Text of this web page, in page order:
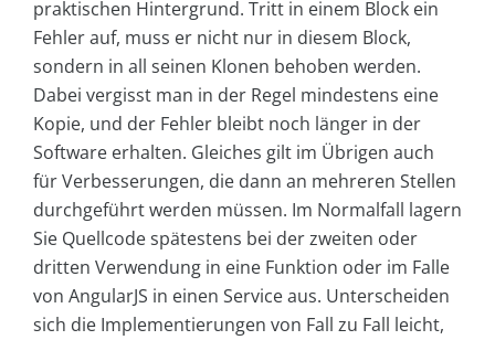
praktischen Hintergrund. Tritt in einem Block ein
Fehler auf, muss er nicht nur in diesem Block,
sondern in all seinen Klonen behoben werden.
Dabei vergisst man in der Regel mindestens eine
Kopie, und der Fehler bleibt noch länger in der
Software erhalten. Gleiches gilt im Übrigen auch
für Verbesserungen, die dann an mehreren Stellen
durchgeführt werden müssen. Im Normalfall lagern
Sie Quellcode spätestens bei der zweiten oder
dritten Verwendung in eine Funktion oder im Falle
von AngularJS in einen Service aus. Unterscheiden
sich die Implementierungen von Fall zu Fall leicht,